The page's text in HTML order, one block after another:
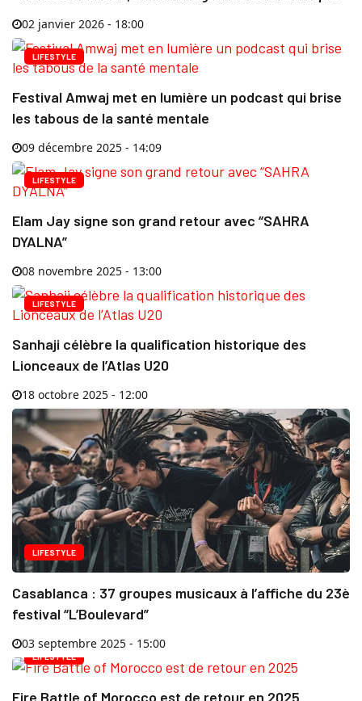
02 janvier 2026 - 18:00
LIFESTYLE
Festival Amwaj met en lumière un podcast qui brise
les tabous de la santé mentale
09 décembre 2025 - 14:09
LIFESTYLE
Elam Jay signe son grand retour avec “SAHRA
DYALNA”
08 novembre 2025 - 13:00
LIFESTYLE
Sanhaji célèbre la qualification historique des
Lionceaux de l’Atlas U20
18 octobre 2025 - 12:00
LIFESTYLE
Casablanca : 37 groupes musicaux à l’affiche du 23è
festival “L’Boulevard”
03 septembre 2025 - 15:00
LIFESTYLE
Fire Battle of Morocco est de retour en 2025